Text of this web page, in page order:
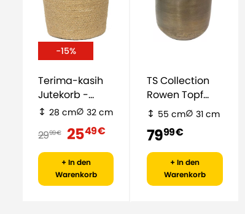
-15%
Terima-kasih
Jutekorb -
natürlich
28 cm 32 cm
2999 € 2549 €
+ In den
Warenkorb
TS Collection
Rowen Topf
Hoch - Gold
55 cm 31 cm
7999 €
+ In den
Warenkorb